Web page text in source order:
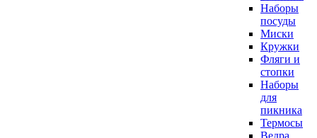
Наборы
посуды
Миски
Кружки
Фляги и
стопки
Наборы
для
пикника
Термосы
Ведра